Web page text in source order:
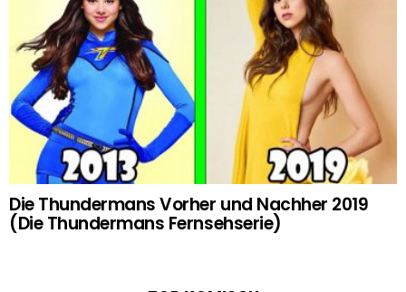
Die Thundermans Vorher und Nachher 2019
(Die Thundermans Fernsehserie)